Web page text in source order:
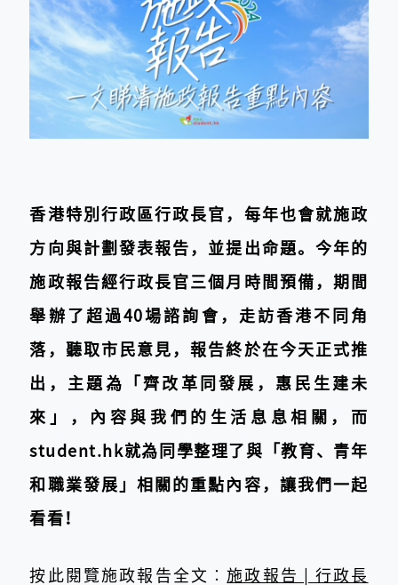
香港特別行政區行政長官，每年也會就施政
方向與計劃發表報告，並提出命題。今年的
施政報告經行政長官三個月時間預備，期間
舉辦了超過40場諮詢會，走訪香港不同角
落，聽取市民意見，報告終於在今天正式推
出，主題為「齊改革同發展，惠民生建未
來」，內容與我們的生活息息相關，而
student.hk就為同學整理了與「教育、青年
和職業發展」相關的重點內容，讓我們一起
看看！
按此閱覽施政報告全文︰施政報告 | 行政長